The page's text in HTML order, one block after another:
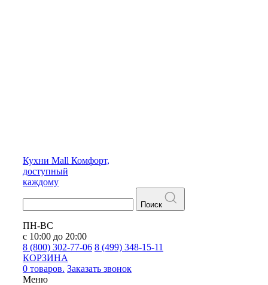
Кухни Mall Комфорт,
доступный
каждому
Поиск
ПН-ВС
с 10:00 до 20:00
8 (800) 302-77-06 8 (499) 348-15-11
КОРЗИНА
0 товаров. Заказать звонок
Меню